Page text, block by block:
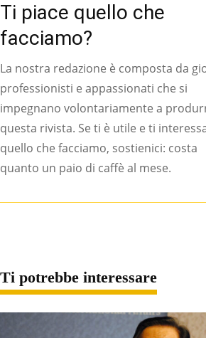
Ti piace quello che
facciamo?
La nostra redazione è composta da
professionisti e appassionati che si
impegnano volontariamente a
questa rivista. Se ti è utile e ti
quello che facciamo, sostienici: costa
quanto un paio di caffè al mese.
Ti potrebbe interessare